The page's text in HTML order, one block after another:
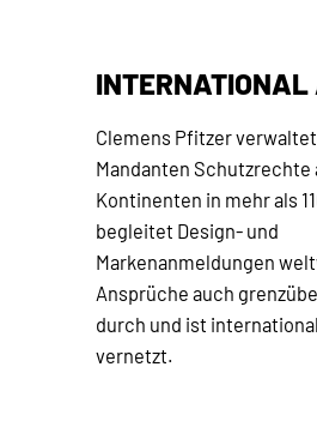
Clemens Pfitzer
Mandanten Schutzrechte
Kontinenten in mehr als
begleitet Design- und
Markenanmeldungen
Ansprüche auch
durch und ist
vernetzt.